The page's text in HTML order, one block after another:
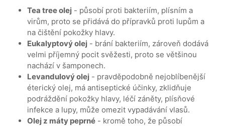
Tea tree olej - působí proti bakteriím, plísním a
virům, proto se přidává do přípravků proti lupům a
na čištění pokožky hlavy.
Eukalyptový olej - brání bakteriím, zároveň dodává
velmi příjemný pocit svěžesti, proto se většinou
nachází v šamponech.
Levandulový olej - pravděpodobně nejoblíbenější
éterický olej, má antiseptické účinky, zklidňuje
podráždění pokožky hlavy, léčí záněty, plísňové
infekce a lupy, může omezit vypadávání vlasů.
Olej z máty peprné - kromě toho, že působí